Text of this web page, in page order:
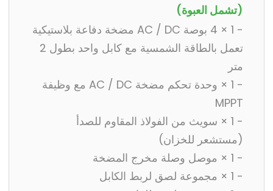
(تشمل العبوة)
- 1 × 4 بوصة AC / DC مضخة دفاعة بلاستيكية
تعمل بالطاقة الشمسية مع كابل واحد بطول 2
متر
- 1 × وحدة تحكم مضخة AC / DC مع وظيفة
MPPT
- 1 × سويث من الفولاذ المقاوم للصدأ
(مستشعر للخزان)
- 1 × موصل وصلة مخرج المضخة
- 1 × مجموعة لصق لربط الكابل